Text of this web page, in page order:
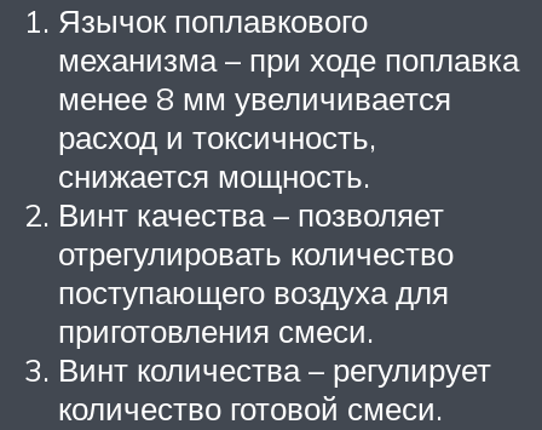
Язычок поплавкового
механизма – при ходе поплавка
менее 8 мм увеличивается
расход и токсичность,
снижается мощность.
Винт качества – позволяет
отрегулировать количество
поступающего воздуха для
приготовления смеси.
Винт количества – регулирует
количество готовой смеси.